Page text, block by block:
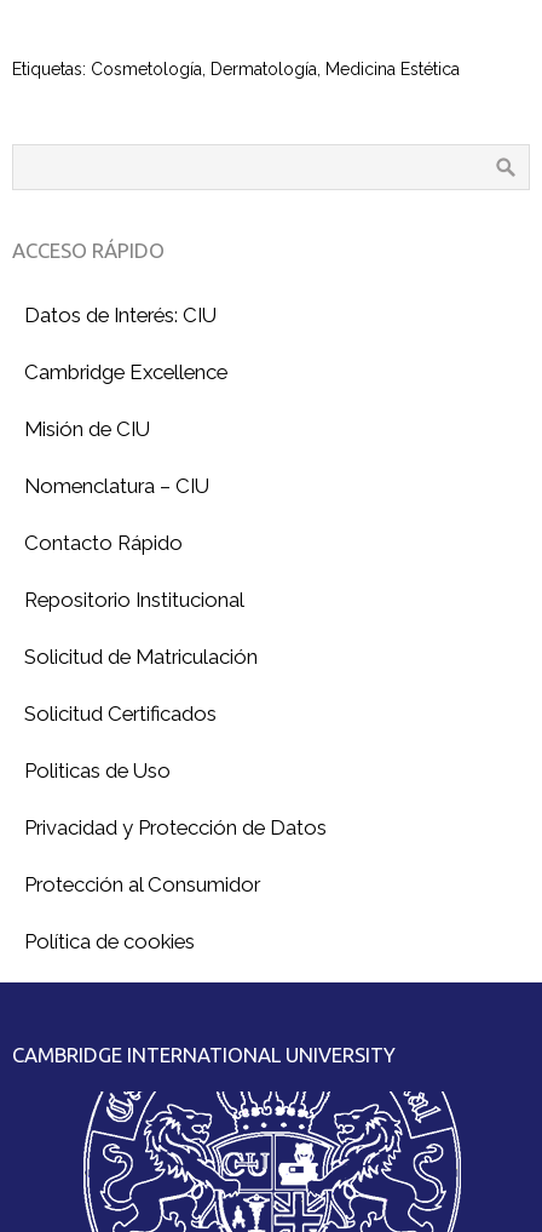
Etiquetas: Cosmetología, Dermatología, Medicina Estética
ACCESO RÁPIDO
Datos de Interés: CIU
Cambridge Excellence
Misión de CIU
Nomenclatura – CIU
Contacto Rápido
Repositorio Institucional
Solicitud de Matriculación
Solicitud Certificados
Politicas de Uso
Privacidad y Protección de Datos
Protección al Consumidor
Política de cookies
CAMBRIDGE INTERNATIONAL UNIVERSITY